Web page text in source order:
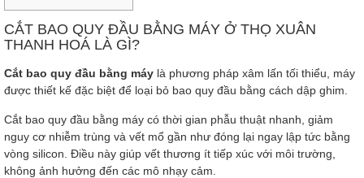
CẮT BAO QUY ĐẦU BẰNG MÁY Ở THỌ XUÂN
THANH HOÁ LÀ GÌ?
Cắt bao quy đầu bằng máy là phương pháp xâm lấn tối thiểu, máy
được thiết kế đặc biệt để loại bỏ bao quy đầu bằng cách dập ghim.
Cắt bao quy đầu bằng máy có thời gian phẫu thuật nhanh, giảm
nguy cơ nhiễm trùng và vết mổ gần như đóng lại ngay lập tức bằng
vòng silicon. Điều này giúp vết thương ít tiếp xúc với môi trường,
không ảnh hưởng đến các mô nhạy cảm.